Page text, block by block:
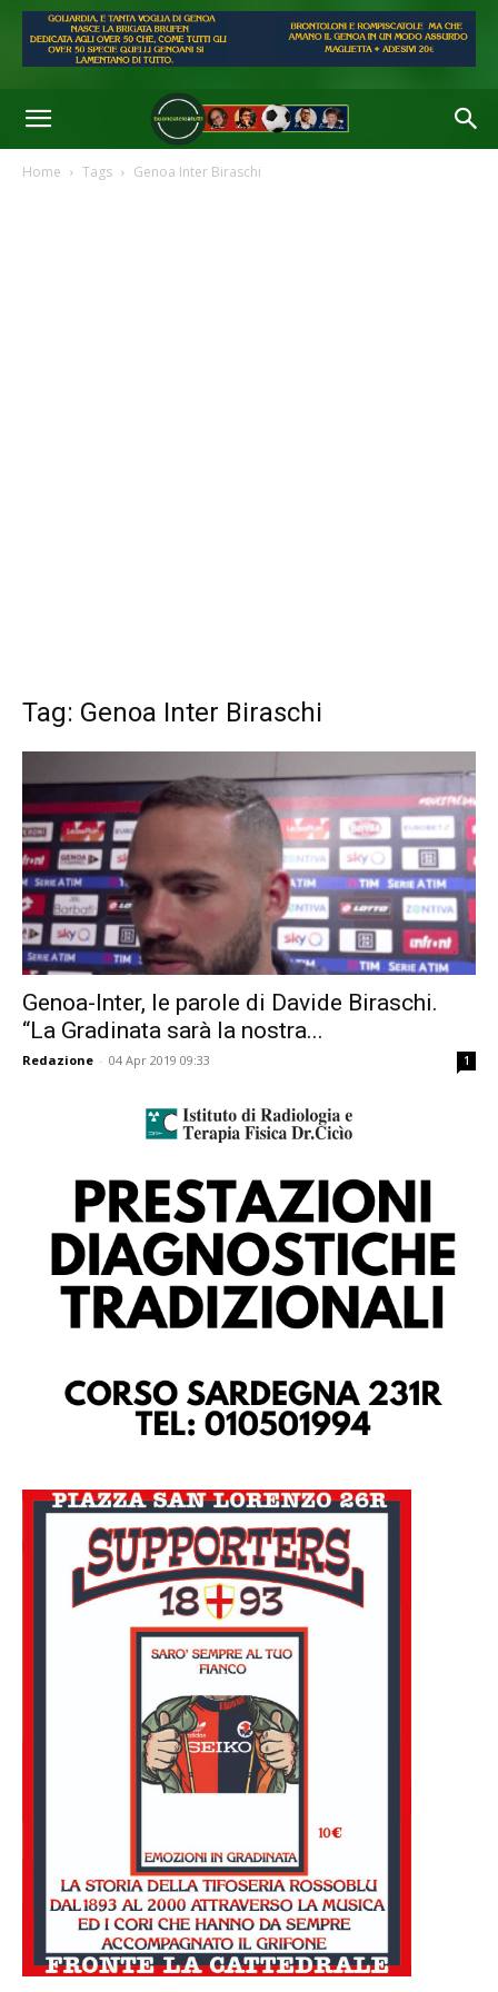
Home Tags Genoa Inter Biraschi
Tag: Genoa Inter Biraschi
Genoa-Inter, le parole di Davide Biraschi.
“La Gradinata sarà la nostra...
Redazione - 04 Apr 2019 09:33 1